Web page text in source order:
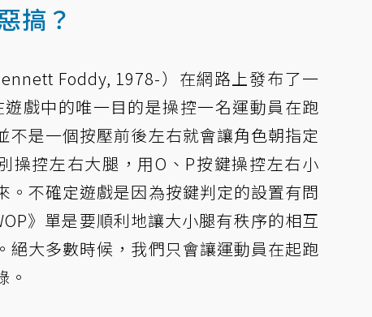
搞？
Foddy, 1978-）在網路上發布了一
戲中的唯一目的是操控一名運動員在跑
是一個按壓前後左右就會讓角色朝指定
操控左右大腿，用O、P按鍵操控左右小
不確定遊戲是因為按鍵判定的設置有問
》單是要順利地讓大小腿有秩序的相互
大多數時候，我們只會讓運動員在起跑
。